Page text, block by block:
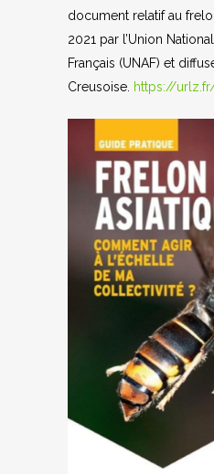
document relatif au
2021 par l’Union
Français (UNAF) et
Creusoise. https://